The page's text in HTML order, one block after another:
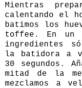
Mientras
calentando el
batimos los
toffee. En un
ingredientes
la batidora a
30 segundos.
mitad de la
mezclamos a